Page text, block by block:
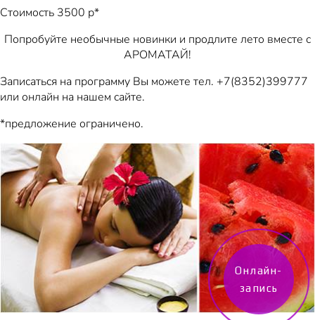
Стоимость 3500 р*
Попробуйте необычные новинки и продлите лето вместе с
АРОМАТАЙ!
Записаться на программу Вы можете тел. +7(8352)399777
или онлайн на нашем сайте.
*предложение ограничено.
Онлайн-
запись